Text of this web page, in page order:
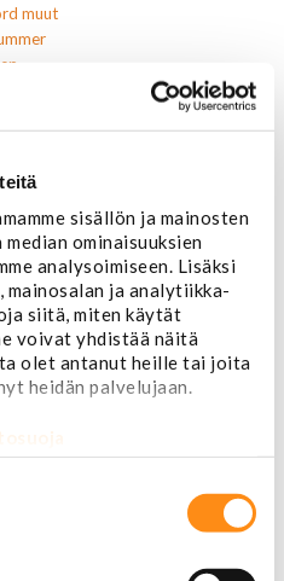
sisällön ja mainosten
ominaisuuksien
analysoimiseen. Lisäksi
mainosalan ja analytiikka-
siitä, miten käytät
voivat yhdistää näitä
olet antanut heille tai joita
heidän palvelujaan.
muut
markerit
moottorit